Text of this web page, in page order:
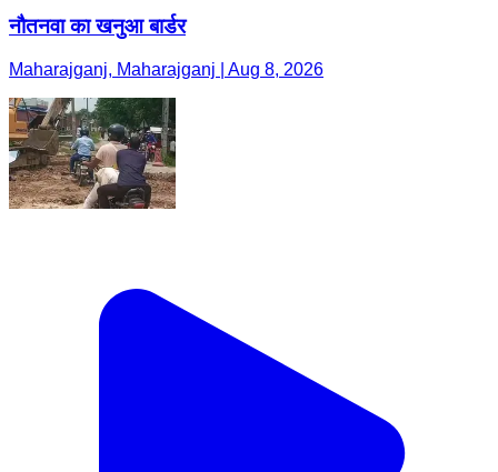
नौतनवा का खनुआ बार्डर
Maharajganj, Maharajganj | Aug 8, 2026